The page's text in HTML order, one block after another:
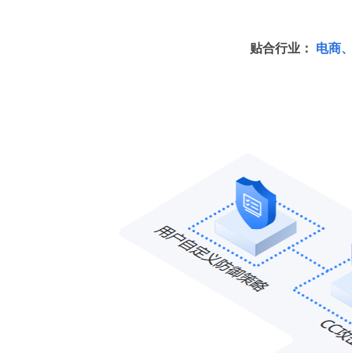
网络，总带宽超15Tbps，SLA高达99.999%
贴合行业： 电商